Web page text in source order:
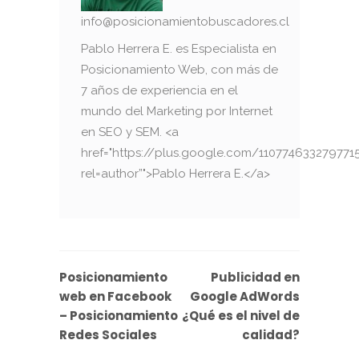
info@posicionamientobuscadores.cl
Pablo Herrera E. es Especialista en
Posicionamiento Web, con más de
7 años de experiencia en el
mundo del Marketing por Internet
en SEO y SEM. <a
href="https://plus.google.com/
rel=author”">Pablo Herrera E.</a>
Posicionamiento
web en Facebook
– Posicionamiento
Redes Sociales
Publicidad en
Google AdWords
¿Qué es el nivel de
calidad?